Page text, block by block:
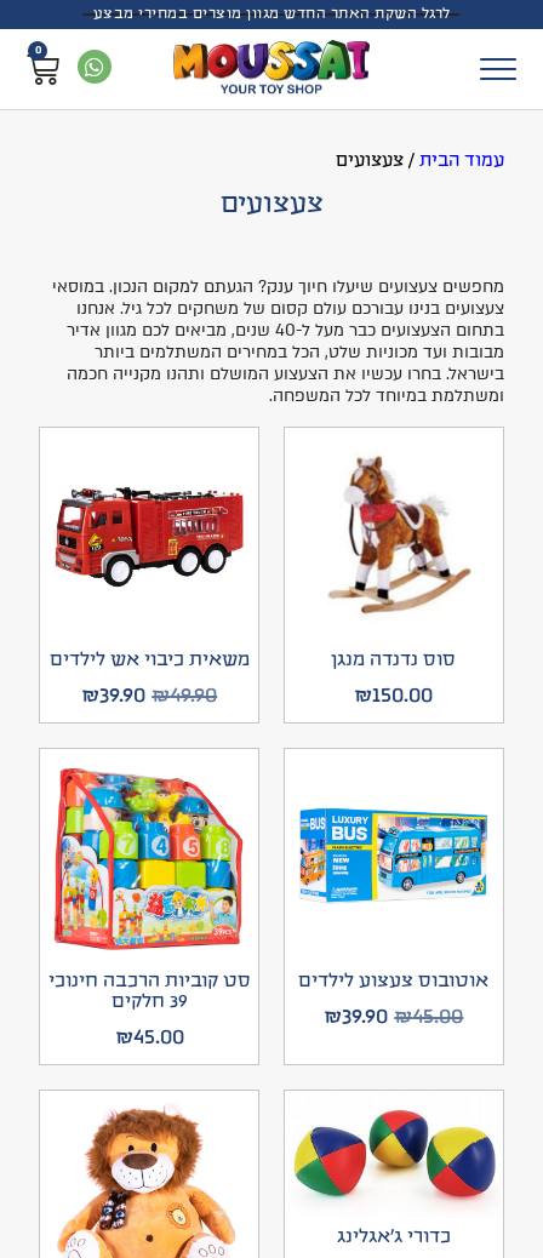
לרגל השקת האתר החדש מגוון מוצרים במחירי מבצע
0
עמוד הבית /צעצועים
צעצועים
מחפשים צעצועים שיעלו חיוך ענק? הגעתם למקום הנכון. במוסאי
צעצועים בנינו עבורכם עולם קסום של משחקים לכל גיל. אנחנו
בתחום הצעצועים כבר מעל ל-40 שנים, מביאים לכם מגוון אדיר
מבובות ועד מכוניות שלט, הכל במחירים המשתלמים ביותר
בישראל. בחרו עכשיו את הצעצוע המושלם ותהנו מקנייה חכמה
ומשתלמת במיוחד לכל המשפחה.
סוס נדנדה מנגן
₪150.00
משאית כיבוי אש לילדים
₪49.90
₪39.90
אוטובוס צעצוע לילדים
₪45.00
₪39.90
סט קוביות הרכבה חינוכי
39 חלקים
₪45.00
כדורי ג’אגלינג